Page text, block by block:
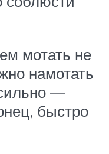
мотать не
намотать
—
быстро